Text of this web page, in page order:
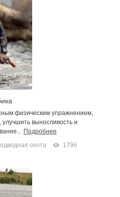
физическим упражнением,
выносливость и
Подробнее
охота 1796